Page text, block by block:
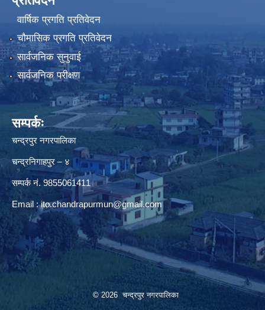
वार्षिक प्रगति प्रतिवेदन
चौमासिक प्रगति प्रतिवेदन
सार्वजनिक सुनुवाई
सार्वजनिक परीक्षण
सम्पर्कः
चन्द्रपुर नगरपालिका
चन्द्रनिगाहपुर – ४
सम्पर्क नं. 9855061411
Email :ito.chandrapurmun@gmail.com
© 2026 चन्द्रपुर नगरपालिका